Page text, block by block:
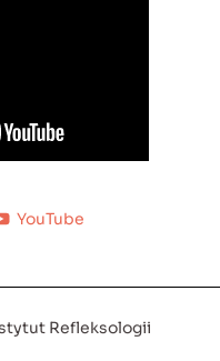
YouTube
Refleksologii